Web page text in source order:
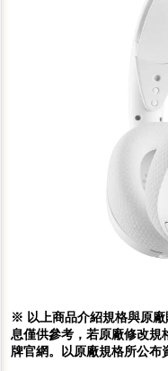
※ 以上商品介紹規格與原
息僅供參考，若原廠修改規
牌官網。以原廠規格所公布